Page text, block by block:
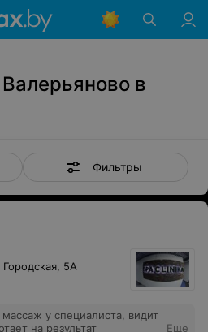
в
Фильтры
5А
у специалиста, видит
на результат
Еще